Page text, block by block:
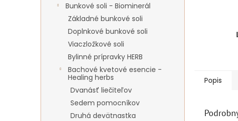
Bunkové soli - Biominerál
Základné bunkové soli
Doplnkové bunkové soli
Viaczložkové soli
Bylinné prípravky HERB
Bachové kvetové esencie -
Healing herbs
Dvanásť liečiteľov
Sedem pomocníkov
Druhá devätnastka
Popis